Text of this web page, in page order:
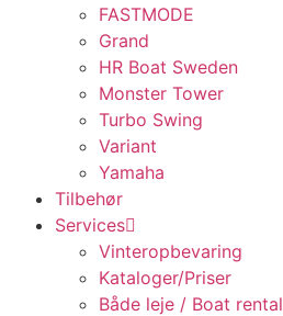
FASTMODE
Grand
HR Boat Sweden
Monster Tower
Turbo Swing
Variant
Yamaha
Tilbehør
Services
Vinteropbevaring
Kataloger/Priser
Både leje / Boat rental